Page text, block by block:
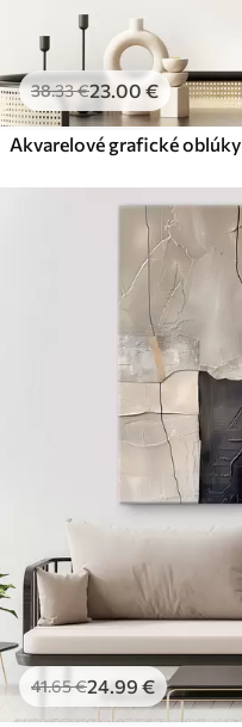
38.33€23.00 €
Akvarelové grafické oblúky
41.65€24.99 €